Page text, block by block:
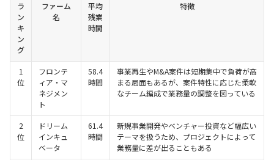
ラ
ン
キ
ン
グ
ファーム
名
平均
残業
時間
特徴
1
位
フロンテ
ィア・マ
ネジメン
ト
58.4
時間
事業再生やM&A案件は短期集中で負荷が高
まる局面もあるが、案件特性に応じた柔軟
なチーム編成で業務量の調整を図っている
2
位
ドリーム
インキュ
ベータ
61.4
時間
新規事業開発やベンチャー投資など幅広い
テーマを扱うため、プロジェクトによって
業務量に差が出ることもある